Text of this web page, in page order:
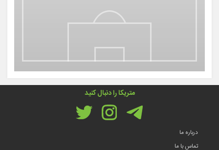
متریکا را دنبال کنید
درباره ما
تماس با ما